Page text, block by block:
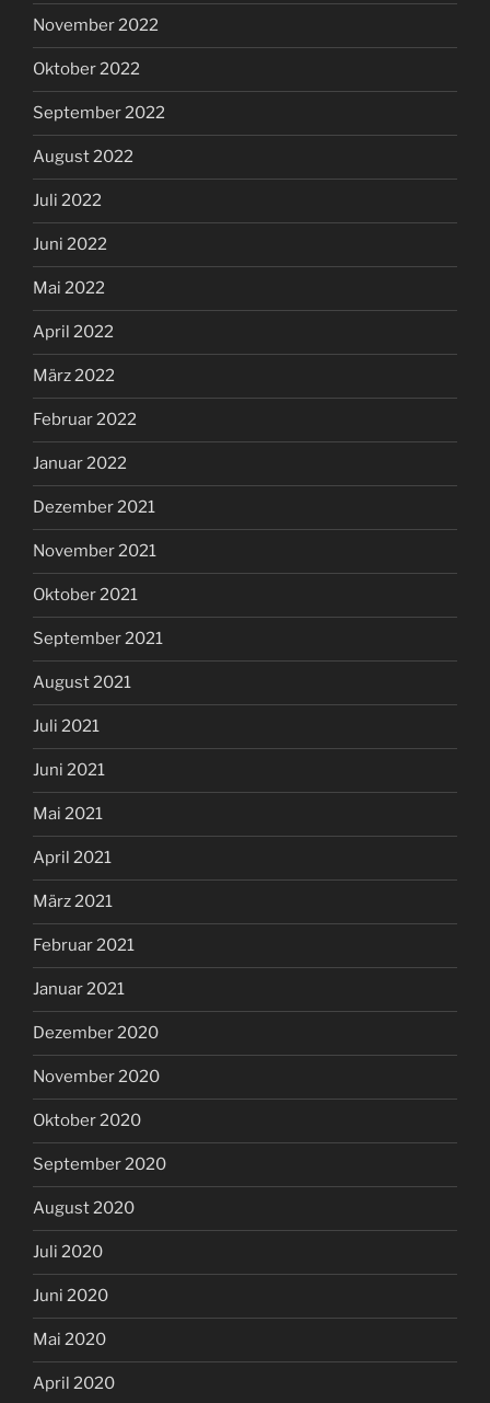
November 2022
Oktober 2022
September 2022
August 2022
Juli 2022
Juni 2022
Mai 2022
April 2022
März 2022
Februar 2022
Januar 2022
Dezember 2021
November 2021
Oktober 2021
September 2021
August 2021
Juli 2021
Juni 2021
Mai 2021
April 2021
März 2021
Februar 2021
Januar 2021
Dezember 2020
November 2020
Oktober 2020
September 2020
August 2020
Juli 2020
Juni 2020
Mai 2020
April 2020